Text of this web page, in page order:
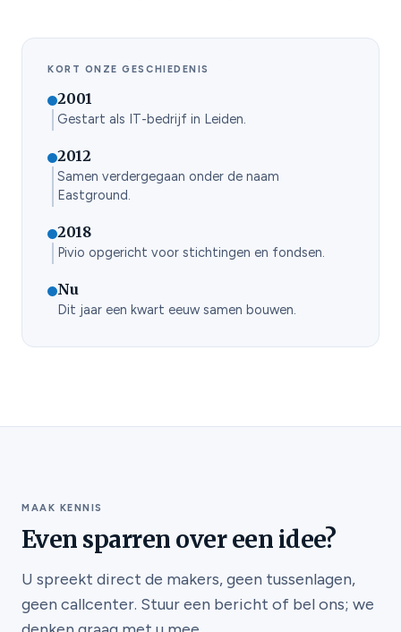
KORT ONZE GESCHIEDENIS
2001
Gestart als IT-bedrijf in Leiden.
2012
Samen verdergegaan onder de naam
Eastground.
2018
Pivio opgericht voor stichtingen en fondsen.
Nu
Dit jaar een kwart eeuw samen bouwen.
MAAK KENNIS
Even sparren over een idee?
U spreekt direct de makers, geen tussenlagen,
geen callcenter. Stuur een bericht of bel ons; we